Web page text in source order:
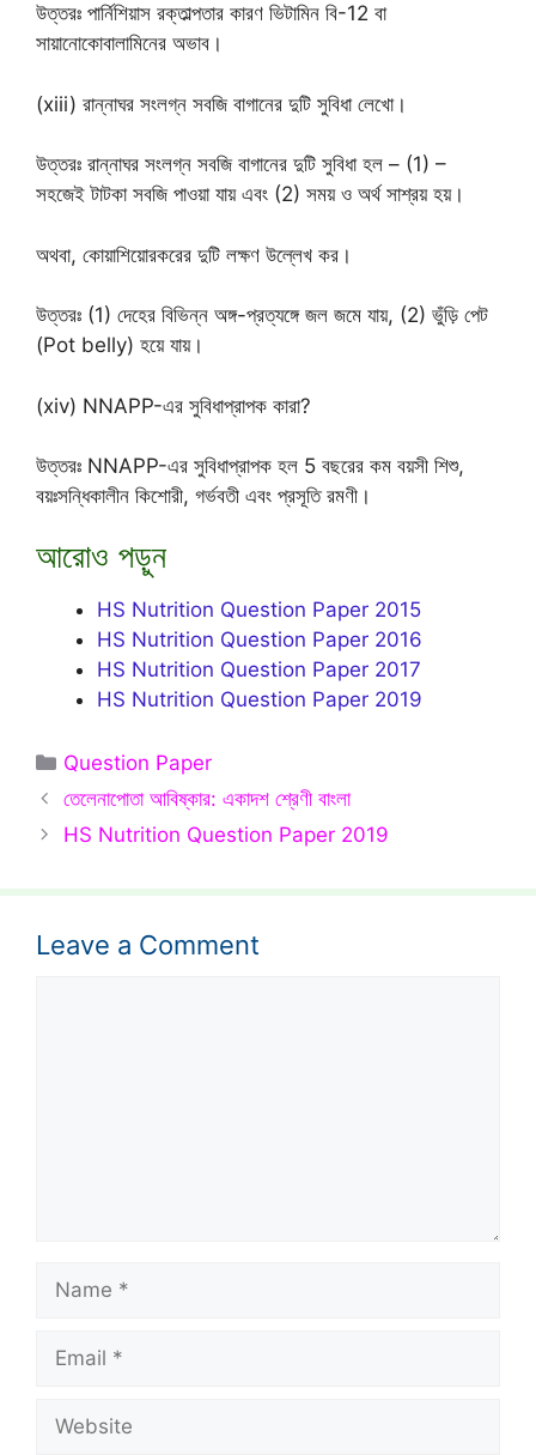
উত্তরঃ পার্নিশিয়াস রক্তাল্পতার কারণ ভিটামিন বি-12 বা
সায়ানোকোবালামিনের অভাব।
(xiii) রান্নাঘর সংলগ্ন সবজি বাগানের দুটি সুবিধা লেখো।
উত্তরঃ রান্নাঘর সংলগ্ন সবজি বাগানের দুটি সুবিধা হল – (1) –
সহজেই টাটকা সবজি পাওয়া যায় এবং (2) সময় ও অর্থ সাশ্রয় হয়।
অথবা, কোয়াশিয়োরকরের দুটি লক্ষণ উল্লেখ কর।
উত্তরঃ (1) দেহের বিভিন্ন অঙ্গ-প্রত্যঙ্গে জল জমে যায়, (2) ভুঁড়ি পেট
(Pot belly) হয়ে যায়।
(xiv) NNAPP-এর সুবিধাপ্রাপক কারা?
উত্তরঃ NNAPP-এর সুবিধাপ্রাপক হল 5 বছরের কম বয়সী শিশু,
বয়ঃসন্ধিকালীন কিশোরী, গর্ভবতী এবং প্রসূতি রমণী।
আরোও পড়ুন
HS Nutrition Question Paper 2015
HS Nutrition Question Paper 2016
HS Nutrition Question Paper 2017
HS Nutrition Question Paper 2019
Categories
Question Paper
তেলেনাপােতা আবিষ্কার: একাদশ শ্রেণী বাংলা
HS Nutrition Question Paper 2019
Leave a Comment
Name
Email
Website